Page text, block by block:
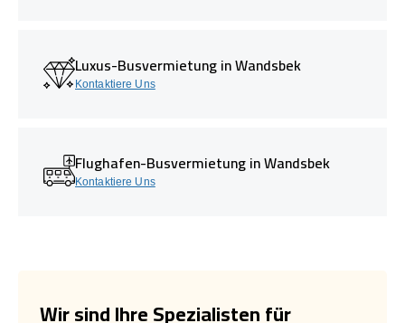
Luxus-Busvermietung in Wandsbek
Kontaktiere Uns
Flughafen-Busvermietung in Wandsbek
Kontaktiere Uns
Wir sind Ihre Spezialisten für